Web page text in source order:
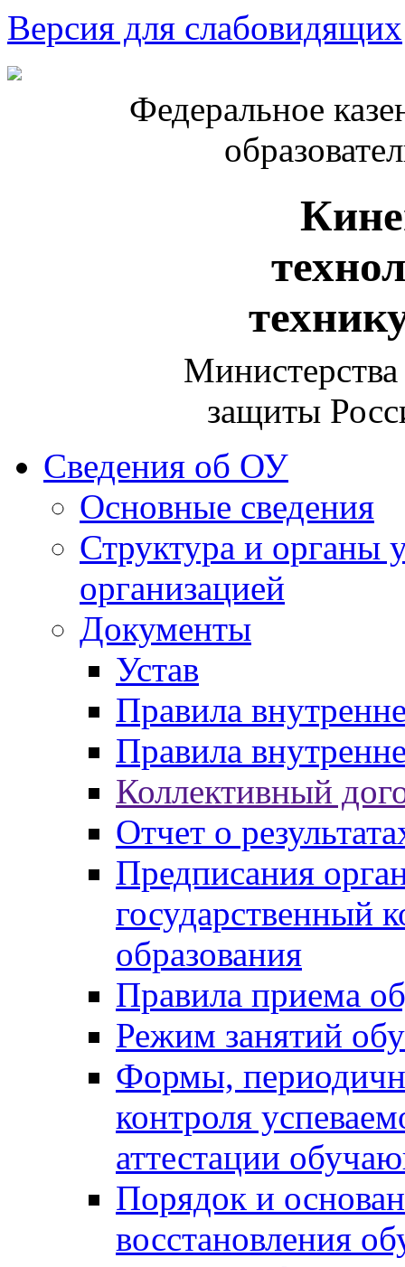
Версия для слабовидящих
Федеральное
защиты
Сведения об ОУ
Основные сведения
Структура и органы
организацией
Документы
Устав
Правила
Правила
Коллективный
Отчет о
Предписания
государственный
образования
Правила приема
Режим занятий
Формы,
контроля
аттестации
Порядок и
восстановления